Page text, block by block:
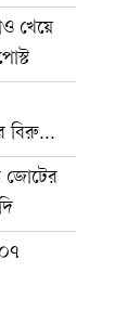
খেয়ে
জোটের